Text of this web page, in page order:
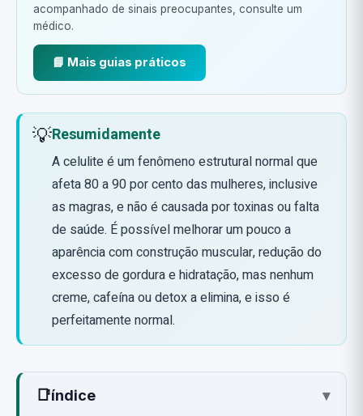
acompanhado de sinais preocupantes, consulte um
médico.
📘 Mais guias práticos
💡Resumidamente
A celulite é um fenômeno estrutural normal que
afeta 80 a 90 por cento das mulheres, inclusive
as magras, e não é causada por toxinas ou falta
de saúde. É possível melhorar um pouco a
aparência com construção muscular, redução do
excesso de gordura e hidratação, mas nenhum
creme, cafeína ou detox a elimina, e isso é
perfeitamente normal.
📑índice ▾